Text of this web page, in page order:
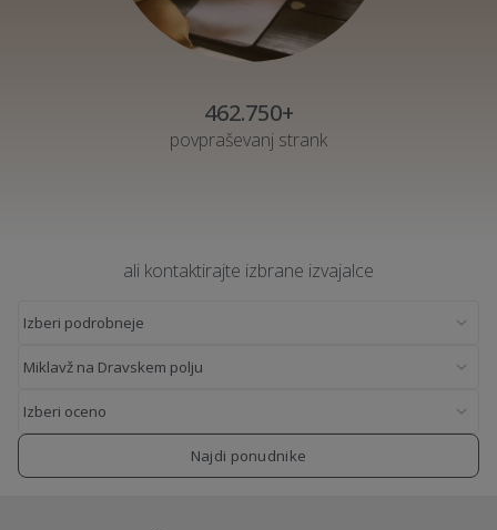
462.750+
povpraševanj strank
ali kontaktirajte izbrane izvajalce
Najdi ponudnike